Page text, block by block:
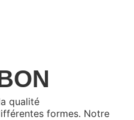
qualité
formes. Notre